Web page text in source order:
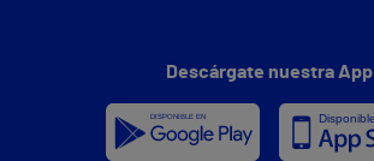
Descárgate nuestra App